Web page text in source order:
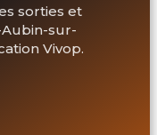
sorties et
Aubin-sur-
Vivop.